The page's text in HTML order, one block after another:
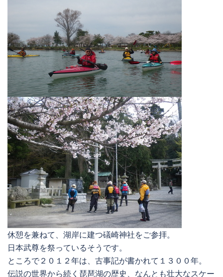
休憩を兼ねて、湖岸に建つ礒崎神社をご参拝。
日本武尊を祭っているそうです。
ところで２０１２年は、古事記が書かれて１３００年。
伝説の世界から続く琵琶湖の歴史、なんとも壮大なスケー